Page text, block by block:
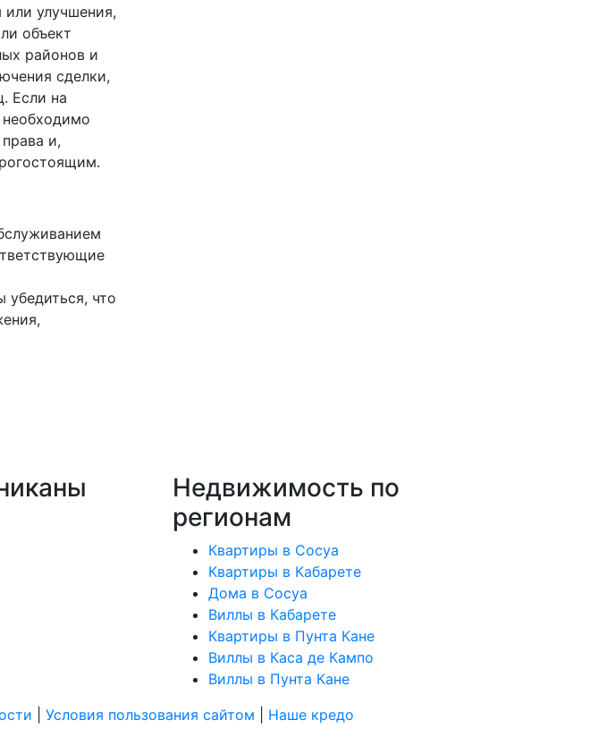
улучшения,
объект
районов и
сделки,
Если на
и,
что
Недвижимость по
регионам
Квартиры в Сосуа
Квартиры в Кабарете
Дома в Сосуа
Виллы в Кабарете
Квартиры в Пунта Кане
Виллы в Каса де Кампо
Виллы в Пунта Кане
Условия пользования сайтом
Наше кредо